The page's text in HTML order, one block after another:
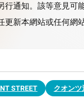
行通知。該等意見可
更新本網站或任何網
STREET クオンツ